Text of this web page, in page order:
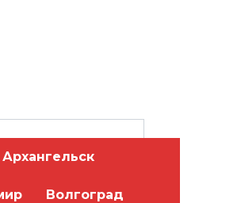
Архангельск
Волгоград